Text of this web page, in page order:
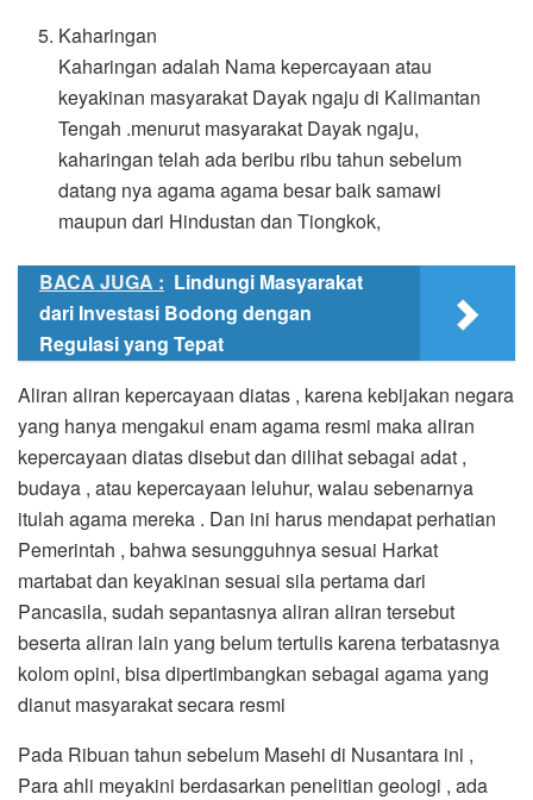
Kaharingan
Kaharingan adalah Nama kepercayaan atau
keyakinan masyarakat Dayak ngaju di Kalimantan
Tengah .menurut masyarakat Dayak ngaju,
kaharingan telah ada beribu ribu tahun sebelum
datang nya agama agama besar baik samawi
maupun dari Hindustan dan Tiongkok,
BACA JUGA : Lindungi Masyarakat
dari Investasi Bodong dengan
Regulasi yang Tepat
Aliran aliran kepercayaan diatas , karena kebijakan negara
yang hanya mengakui enam agama resmi maka aliran
kepercayaan diatas disebut dan dilihat sebagai adat ,
budaya , atau kepercayaan leluhur, walau sebenarnya
itulah agama mereka . Dan ini harus mendapat perhatian
Pemerintah , bahwa sesungguhnya sesuai Harkat
martabat dan keyakinan sesuai sila pertama dari
Pancasila, sudah sepantasnya aliran aliran tersebut
beserta aliran lain yang belum tertulis karena terbatasnya
kolom opini, bisa dipertimbangkan sebagai agama yang
dianut masyarakat secara resmi
Pada Ribuan tahun sebelum Masehi di Nusantara ini ,
Para ahli meyakini berdasarkan penelitian geologi , ada